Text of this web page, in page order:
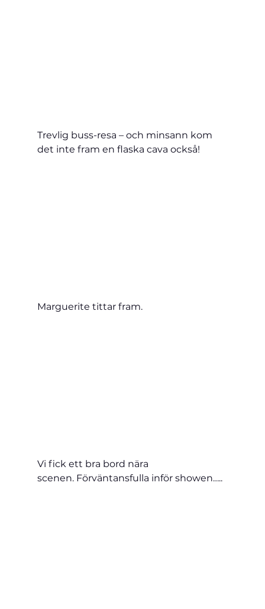
Trevlig buss-resa – och minsann kom
det inte fram en flaska cava också!
Marguerite tittar fram.
Vi fick ett bra bord nära
scenen. Förväntansfulla inför showen…..